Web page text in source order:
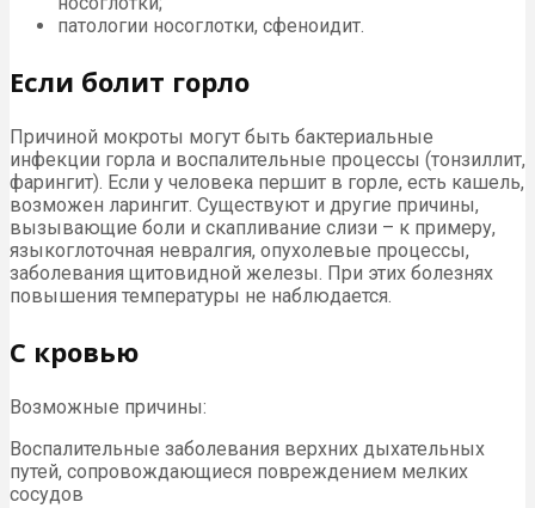
патологии носоглотки, сфеноидит.
Если болит горло
Причиной мокроты могут быть бактериальные
инфекции горла и воспалительные процессы (тонзиллит,
фарингит). Если у человека першит в горле, есть кашель,
возможен ларингит. Существуют и другие причины,
вызывающие боли и скапливание слизи – к примеру,
языкоглоточная невралгия, опухолевые процессы,
заболевания щитовидной железы. При этих болезнях
повышения температуры не наблюдается.
С кровью
Возможные причины:
Воспалительные заболевания верхних дыхательных
путей, сопровождающиеся повреждением мелких
сосудов